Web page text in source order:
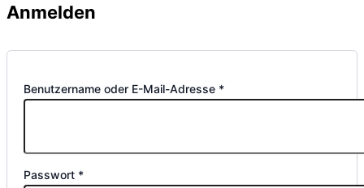
Anmelden
Benutzername oder E-Mail-Adresse *Erforderlich
Passwort *Erforderlich